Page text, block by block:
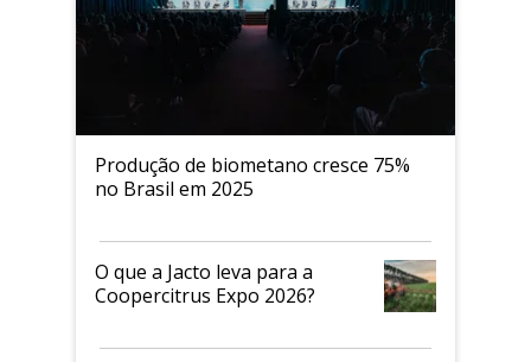
Produção de biometano cresce 75%
no Brasil em 2025
O que a Jacto leva para a
Coopercitrus Expo 2026?